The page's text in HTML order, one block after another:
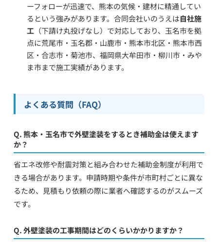
ーフォローが迅速で、熊本の気候・建材に精通してい
るという強みがあります。合同会社いのうえは自社施
工 （下請け丸投げなし）で対応しており、玉名市を拠
点に荒尾市・玉名郡・山鹿市・熊本市北区・熊本市西
区・合志市・菊池市、福岡県大牟田市・柳川市・みや
ま市まで施工実績があります。
よくある質問（FAQ）
Q. 熊本・玉名市で外壁塗装をするとき補助金は使えます
か？
省エネ改修や耐震対策と組み合わせた補助金制度が利用で
きる場合があります。申請時期や条件が市町村ごとに異な
るため、見積もり依頼の際に業者へ確認するのがスムーズ
です。
Q. 外壁塗装の工事期間はどのくらいかかりますか？